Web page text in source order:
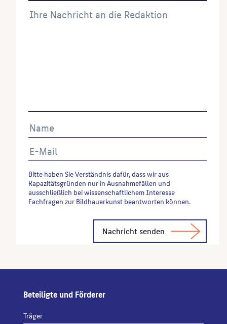
Bitte haben Sie Verständnis dafür, dass wir aus
Kapazitätsgründen nur in Ausnahmefällen und
ausschließlich bei wissenschaftlichem Interesse
Fachfragen zur Bildhauerkunst beantworten können.
Beteiligte und Förderer
Träger